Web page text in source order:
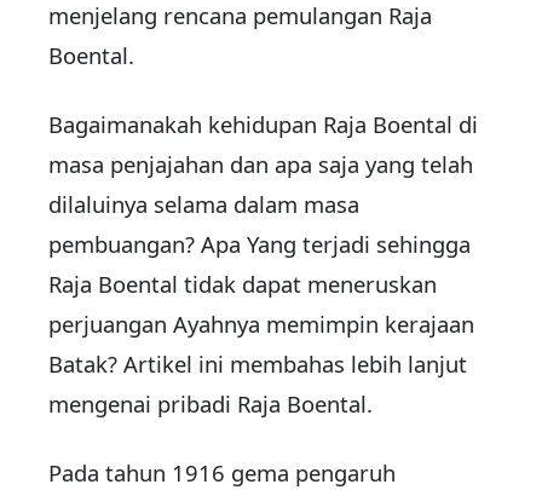
menjelang rencana pemulangan Raja
Boental.
Bagaimanakah kehidupan Raja Boental di
masa penjajahan dan apa saja yang telah
dilaluinya selama dalam masa
pembuangan? Apa Yang terjadi sehingga
Raja Boental tidak dapat meneruskan
perjuangan Ayahnya memimpin kerajaan
Batak? Artikel ini membahas lebih lanjut
mengenai pribadi Raja Boental.
Pada tahun 1916 gema pengaruh